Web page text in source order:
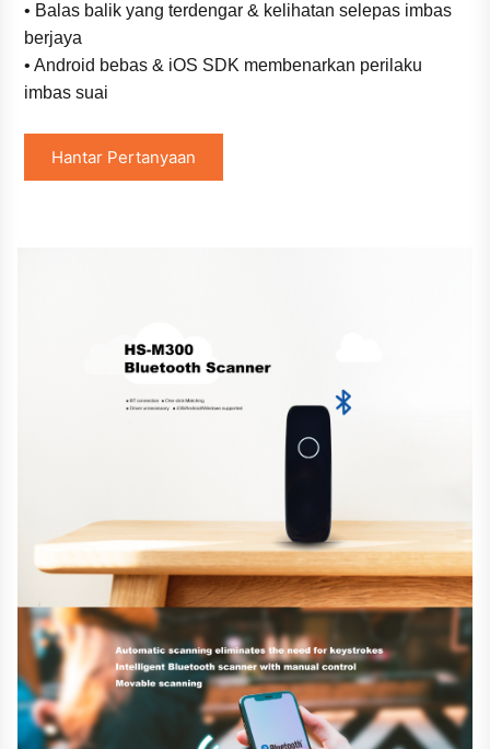
• Balas balik yang terdengar & kelihatan selepas imbas
berjaya
• Android bebas & iOS SDK membenarkan perilaku
imbas suai
Hantar Pertanyaan